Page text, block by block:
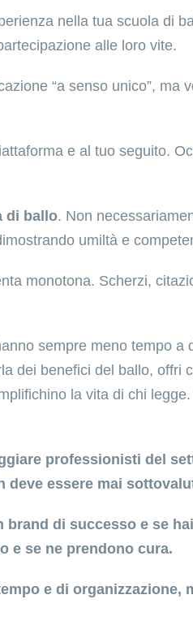
nella tua scuola di
alle loro vite.
“a senso unico”,
e al tuo seguito.
di ballo. Non
umiltà e
monotona. Scherzi,
sempre meno tempo
dei benefici del ballo, offri
la vita di chi
professionisti del
essere mai
di successo e se
e se ne prendono cura.
e di